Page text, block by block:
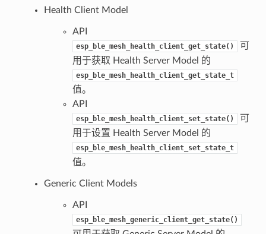
Health Client Model
API
esp_ble_mesh_health_client_get_state()
可
用于获取 Health Server Model 的
esp_ble_mesh_health_client_get_state_t
值。
API
esp_ble_mesh_health_client_set_state()
可
用于设置 Health Server Model 的
esp_ble_mesh_health_client_set_state_t
值。
Generic Client Models
API
esp_ble_mesh_generic_client_get_state()